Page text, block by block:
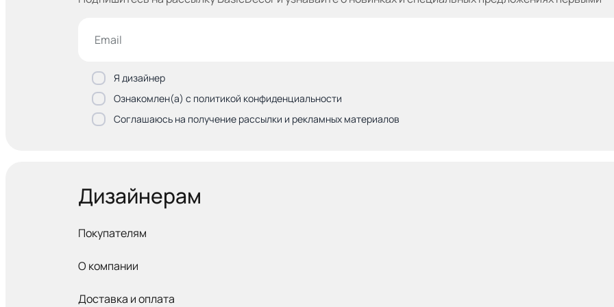
Я дизайнер
Ознакомлен(а) с политикой конфиденциальности
Соглашаюсь на получение рассылки и рекламных материалов
Дизайнерам
Покупателям
О компании
Доставка и оплата